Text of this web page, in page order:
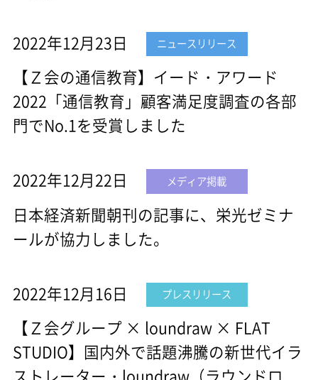
2022年12月23日 ニュースリリース
【Ｚ会の通信教育】イード・アワード
2022「通信教育」顧客満足度調査の各部
門でNo.1を受賞しました
2022年12月22日 メディア掲載
日本経済新聞朝刊の記事に、栄光ゼミナ
ールが協力しました。
2022年12月16日 プレスリリース
【Ｚ会グループ × loundraw × FLAT
STUDIO】国内外で話題沸騰の新世代イラ